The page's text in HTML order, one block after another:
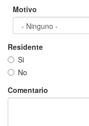
Motivo
Residente
Si
No
Comentario